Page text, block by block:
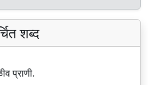
शब्द
प्राणी.